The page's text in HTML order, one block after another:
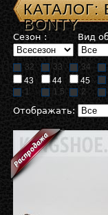
BONTY
Сезон : Вид
32 33 34
43
44 45
1
1,5 2
Отображать: